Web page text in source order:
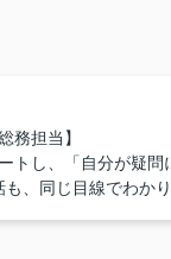
務担当】
トし、「自分が疑
、同じ目線でわか